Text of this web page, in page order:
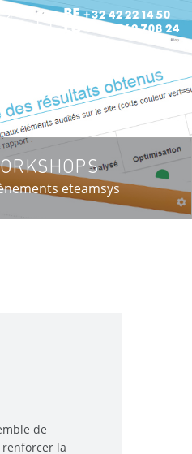
BE:+32 42 22 14 50
LU +352 262 708 24
eteamsys
de
la